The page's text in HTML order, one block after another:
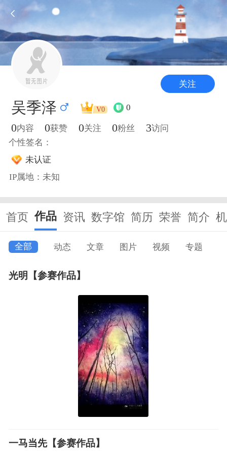
关注
吴季泽 V0 0
0内容 0获赞 0关注 0粉丝 3访问
个性签名：
未认证
IP属地：未知
首页 作品 资讯 数字馆 简历 荣誉 简介
全部 动态 文章 图片 视频 专题
光明【参赛作品】
一马当先【参赛作品】